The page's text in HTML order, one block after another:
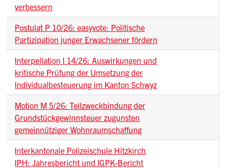
verbessern
Postulat P 10/26: easyvote: Politische
Partizipation junger Erwachsener fördern
Interpellation I 14/26: Auswirkungen und
kritische Prüfung der Umsetzung der
Individualbesteuerung im Kanton Schwyz
Motion M 5/26: Teilzweckbindung der
Grundstückgewinnsteuer zugunsten
gemeinnütziger Wohnraumschaffung
Interkantonale Polizeischule Hitzkirch
IPH: Jahresbericht und IGPK-Bericht